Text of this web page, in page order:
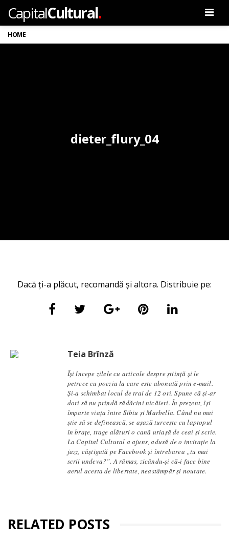
CapitalCultural.
HOME
dieter_flury_04
Dacă ți-a plăcut, recomandă și altora. Distribuie pe:
Teia Brînză
Își începe zilele cu articole despre știință și le
petrece cu poezia la care este abonată prin e-mail.
Și-a schimbat locul de trai de 12 ori. Spune că și-ar
dori să nu prindă rădăcini nicăieri. În prezent, își
împarte viața între Sibiu și Marbella. Când nu mai
știe să se definească, se aşază turcește cu laptopul
în brațe, trage alături o cană uriașă de ceai și scrie.
La Capital Cultural a ajuns, adusă de o invitație la
jazz, câștigată pe Facebook și întrebarea „tu mai
scrii undeva?”. A rămas, zicându-și că-i face bine
aerul acesta de libertate, neastâmpăr și noutate.
RELATED POSTS